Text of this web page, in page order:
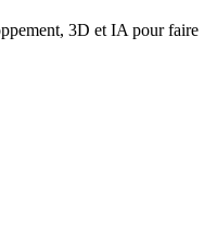
3D et IA pour faire